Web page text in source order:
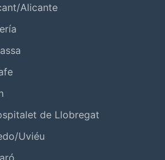
Alicante
de Llobregat
Uviéu